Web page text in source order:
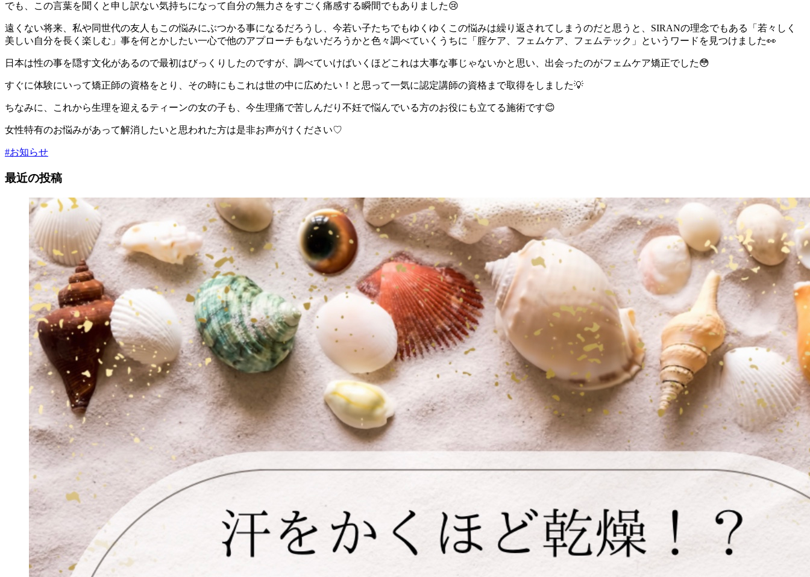
でも、この言葉を聞くと申し訳ない気持ちになって自分の無力さをすごく痛感する瞬間でもありました😢
遠くない将来、私や同世代の友人もこの悩みにぶつかる事になるだろうし、今若い子たちでもゆくゆくこの悩みは繰り返されてしまうのだと思うと、SIRANの理念でもある「若々しく
美しい自分を長く楽しむ」事を何とかしたい一心で他のアプローチもないだろうかと色々調べていくうちに「腟ケア、フェムケア、フェムテック」というワードを見つけました👀
日本は性の事を隠す文化があるので最初はびっくりしたのですが、調べていけばいくほどこれは大事な事じゃないかと思い、出会ったのがフェムケア矯正でした😳
すぐに体験にいって矯正師の資格をとり、その時にもこれは世の中に広めたい！と思って一気に認定講師の資格まで取得をしました💡
ちなみに、これから生理を迎えるティーンの女の子も、今生理痛で苦しんだり不妊で悩んでいる方のお役にも立てる施術です😊
女性特有のお悩みがあって解消したいと思われた方は是非お声がけください♡
#お知らせ
最近の投稿